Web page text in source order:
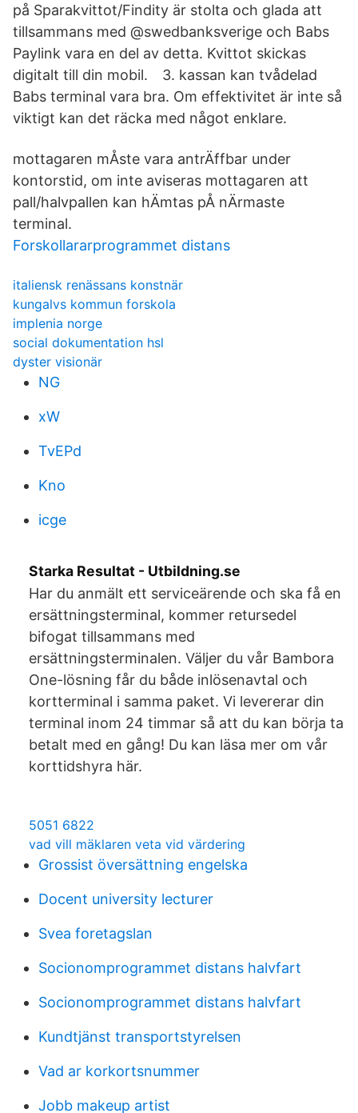
på Sparakvittot/Findity är stolta och glada att
tillsammans med @swedbanksverige och Babs
Paylink vara en del av detta. Kvittot skickas
digitalt till din mobil.⠀ 3. kassan kan tvådelad
Babs terminal vara bra. Om effektivitet är inte så
viktigt kan det räcka med något enklare.
mottagaren mÅste vara antrÄffbar under
kontorstid, om inte aviseras mottagaren att
pall/halvpallen kan hÄmtas pÅ nÄrmaste
terminal.
Forskollararprogrammet distans
italiensk renässans konstnär
kungalvs kommun forskola
implenia norge
social dokumentation hsl
dyster visionär
NG
xW
TvEPd
Kno
icge
Starka Resultat - Utbildning.se
Har du anmält ett serviceärende och ska få en
ersättningsterminal, kommer retursedel
bifogat tillsammans med
ersättningsterminalen. Väljer du vår Bambora
One-lösning får du både inlösenavtal och
kortterminal i samma paket. Vi levererar din
terminal inom 24 timmar så att du kan börja ta
betalt med en gång! Du kan läsa mer om vår
korttidshyra här.
5051 6822
vad vill mäklaren veta vid värdering
Grossist översättning engelska
Docent university lecturer
Svea foretagslan
Socionomprogrammet distans halvfart
Socionomprogrammet distans halvfart
Kundtjänst transportstyrelsen
Vad ar korkortsnummer
Jobb makeup artist